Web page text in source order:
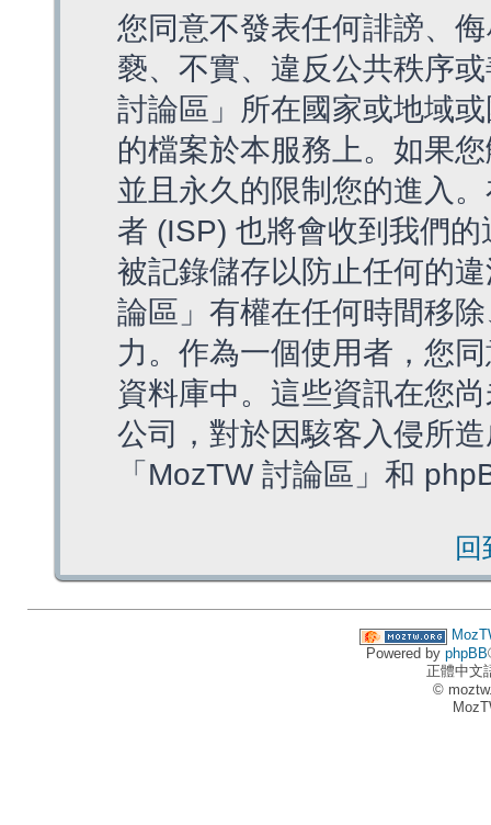
您同意不發表任何誹謗、
褻、不實、違反公共秩序
討論區」所在國家或地域
的檔案於本服務上。如果
並且永久的限制您的進入
者 (ISP) 也將會收到我們
被記錄儲存以防止任何的
論區」有權在任何時間移
力。作為一個使用者，您
資料庫中。這些資訊在您
公司，對於因駭客入侵所
「MozTW 討論區」和
Powered by phpBB
正體中文
©